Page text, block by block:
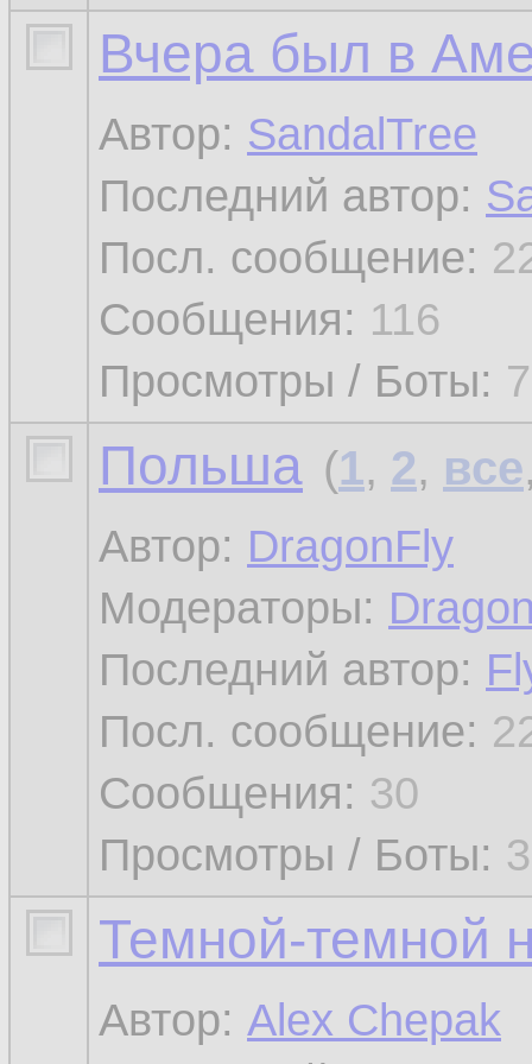
Вчера был в
Автор: SandalTree
Последний автор:
Посл. сообщение:
Сообщения: 116
Просмотры / Боты:
Польша (1, 2, все
Автор: DragonFly
Модераторы:
Последний автор:
Посл. сообщение:
Сообщения: 30
Просмотры / Боты:
Темной-темной
Автор: Alex Chepak